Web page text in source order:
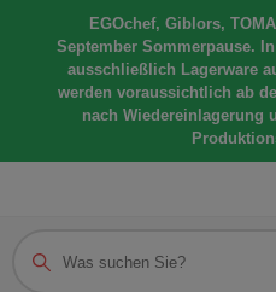
EGOchef, Giblors,
September Sommerpause.
ausschließlich Lagerware
werden voraussichtlich ab
nach Wiedereinlagerung